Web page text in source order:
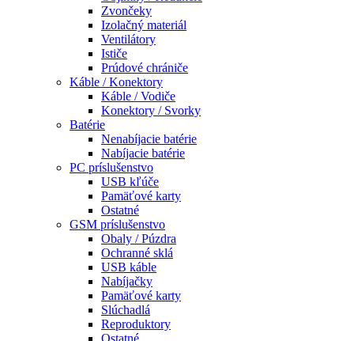
Zvončeky
Izolačný materiál
Ventilátory
Ističe
Prúdové chrániče
Káble / Konektory
Káble / Vodiče
Konektory / Svorky
Batérie
Nenabíjacie batérie
Nabíjacie batérie
PC príslušenstvo
USB kľúče
Pamäťové karty
Ostatné
GSM príslušenstvo
Obaly / Púzdra
Ochranné sklá
USB káble
Nabíjačky
Pamäťové karty
Slúchadlá
Reproduktory
Ostatné